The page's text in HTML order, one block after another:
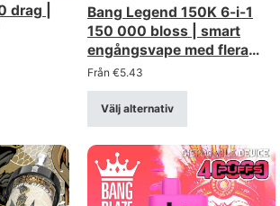
drag |
i bulk
3%, 5%)
Bang Legend 150K 6-i-1
150 000 bloss | smart
engångsvape med flera
inställningar och LED-
skärm
Från €5.43
Välj alternativ